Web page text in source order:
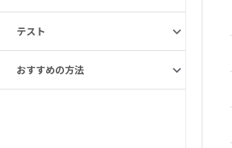
テスト
おすすめの方法